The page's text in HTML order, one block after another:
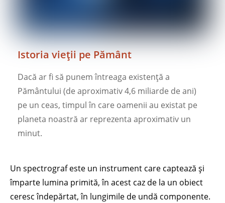
Istoria vieții pe Pământ
Dacă ar fi să punem întreaga existență a
Pământului (de aproximativ 4,6 miliarde de ani)
pe un ceas, timpul în care oamenii au existat pe
planeta noastră ar reprezenta aproximativ un
minut.
Un spectrograf este un instrument care captează și
împarte lumina primită, în acest caz de la un obiect
ceresc îndepărtat, în lungimile de undă componente.